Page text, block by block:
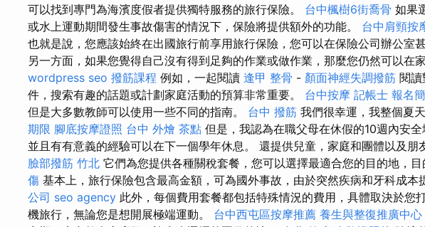
可以找到專門為海濱度假者提供獨特服務的旅行保險。 台中楓樹6街喬骨 如果
或水上運動期間發生事故傷害的情況下，保險將提供額外的功能。 台中肩頸按
也就是說，您應該始終在出國旅行前享用旅行保險，您可以在保險公司辦公室
另一方面，如果您覺得自己沒有得到足夠的作業或做作業，那麼您仍然可以在
wordpress seo 撥筋課程 例如，一起閱讀 逢甲 整骨 - 顏面神經失調撥筋 閱讀
件，搜索有趣的話題或計劃家庭活動的預算非常重要。 台中按摩 記帳士 報名
但是大多數教師可以使用一些不同的指南。 台中 撥筋 我們很幸運，我整個夏
期限 腳底按摩證照 台中 外燴 茶點 但是，我認為在職父母在休假的10週內安全
並且有有意義的經驗可以在下一個學年休息。 還提供兒童，家庭和團體以及朋
臉部撥筋 竹北 它們為您提供各種關稅套餐，您可以選擇最適合您的目的地，目
傷 基本上，旅行保險包含最高金額，可為國外事故，由於突然疾病和牙科成本
公司 seo agency 此外，每個費用套餐都包括特殊情況的費用，具體取決於您
機旅行，無論您是想開展極端運動。 台中西屯區按摩推薦 養生與整復推廣中心